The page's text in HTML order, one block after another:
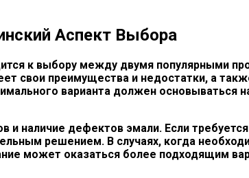
Аспект Выбора
к выбору между двумя популярными
свои преимущества и недостатки, а
варианта должен основываться
наличие дефектов эмали. Если
решением. В случаях, когда
может оказаться более подходящим